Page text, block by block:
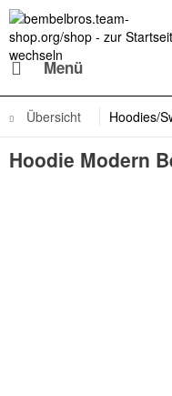
Menü
Übersicht Hoodies/
Hoodie Modern